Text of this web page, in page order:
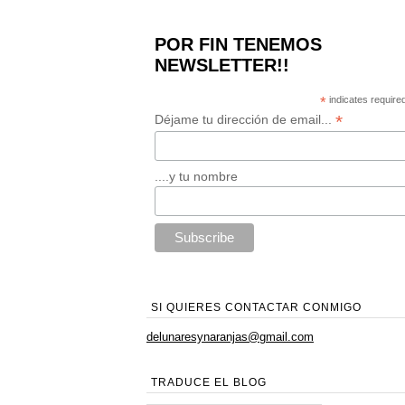
POR FIN TENEMOS
NEWSLETTER!!
* indicates
Déjame tu dirección de email... *
....y tu nombre
SI QUIERES CONTACTAR CONMIGO
delunaresynaranjas@gmail.com
TRADUCE EL BLOG